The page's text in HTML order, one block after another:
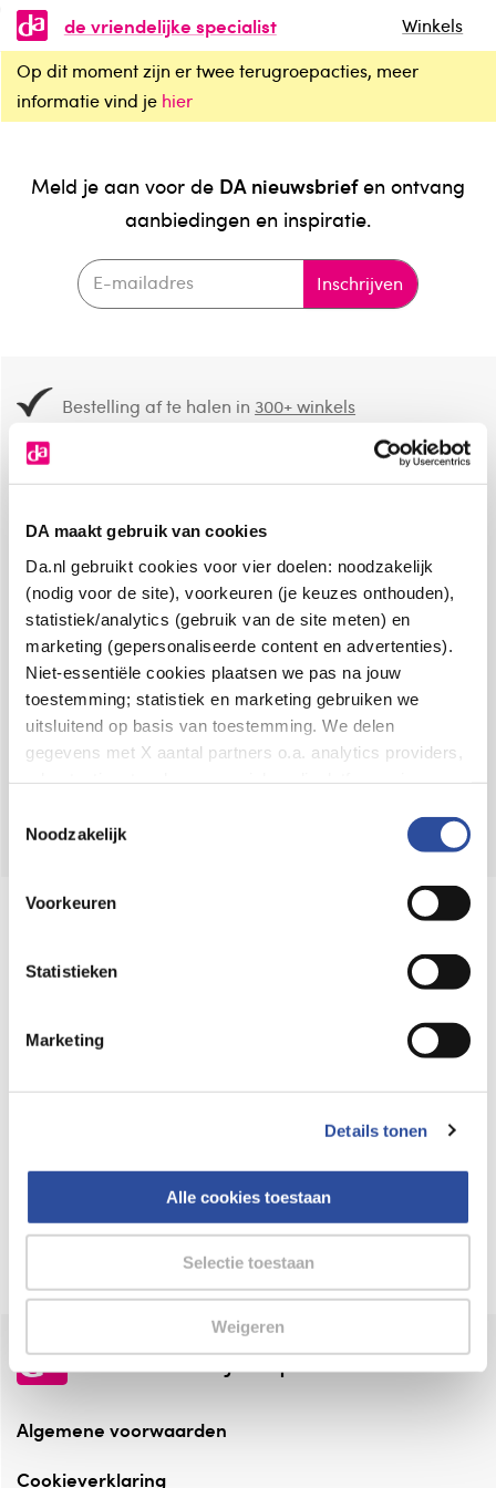
DA maakt gebruik van cookies
Da.nl gebruikt cookies voor vier doelen: noodzakelijk
(nodig voor de site), voorkeuren (je keuzes onthouden),
statistiek/analytics (gebruik van de site meten) en
marketing (gepersonaliseerde content en advertenties).
Niet-essentiële cookies plaatsen we pas na jouw
toestemming; statistiek en marketing gebruiken we
uitsluitend op basis van toestemming. We delen
gegevens met X aantal partners o.a. analytics providers,
en de bewaartermijnen per categorie. Je kunt je keuze op
gegevensverwerking staat in de
Privacyverklaring
Noodzakelijk
Voorkeuren
Statistieken
Marketing
Details tonen
Alle cookies toestaan
Selectie toestaan
Weigeren
de vriendelijke specialist
Winkels
Op dit moment zijn er twee terugroepacties, meer
informatie vind je hier
Meld je aan voor de DA nieuwsbriefen ontvang
aanbiedingen en inspiratie.
Inschrijven
Bestelling af te halen in300+ winkels
8.6 uit4.106 reviews
Over DA
Klantenservice
Assortiment
VolgDAop:
Online aanbieder medicijnen
webshop mag verkopen.
⁠Verantwoorde zorg, ⁠ook online.
Altijd onze folder bij de hand
Check onze folders ⁠bij AlleFolders.
de vriendelijke specialist
Algemene voorwaarden
Cookieverklaring